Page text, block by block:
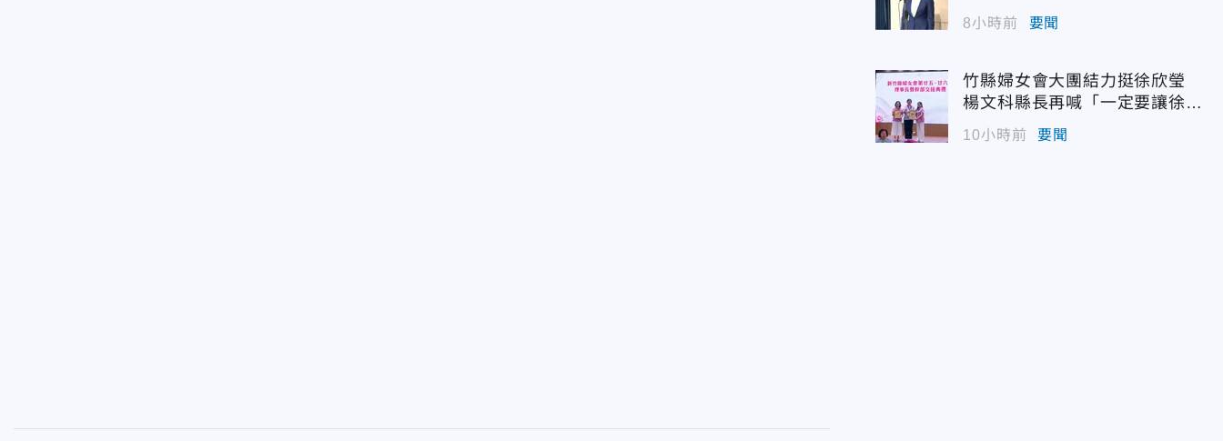
方提供
8小時前 要聞
竹縣婦女會大團結力挺徐欣瑩
楊文科縣長再喊「一定要讓徐欣
瑩當選」
10小時前 要聞